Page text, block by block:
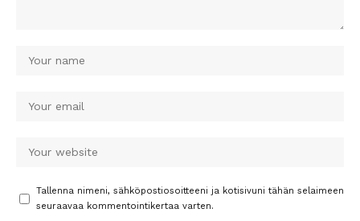
Tallenna nimeni, sähköpostiosoitteeni ja kotisivuni tähän selaimeen
seuraavaa kommentointikertaa varten.